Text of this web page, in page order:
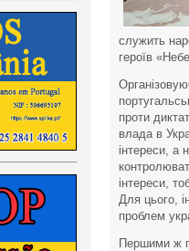
служить
героїв
проти
влада в
інтереси, а
інтереси,
Для цього,
проблем
Першими ж